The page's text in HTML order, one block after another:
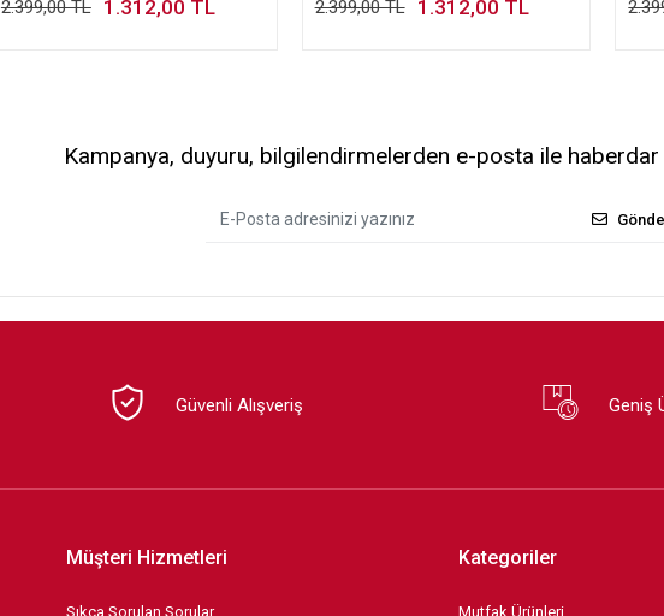
2.399,00 TL 1.312,00 TL 2.399,00 TL 1.312,00 TL
Kampanya, duyuru, bilgilendirmelerden e-posta ile
Güvenli Alışveriş Geniş
Müşteri Hizmetleri
Sıkça Sorulan Sorular
Kategoriler
Mutfak Ürünleri